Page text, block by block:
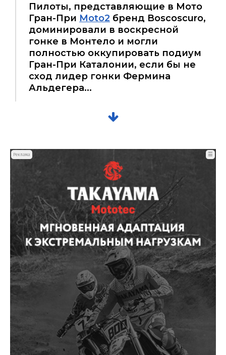
Пилоты, представляющие в Мото
Гран-При Moto2 бренд Boscoscuro,
доминировали в воскресной
гонке в Монтело и могли
полностью оккупировать подиум
Гран-При Каталонии, если бы не
сход лидер гонки Фермина
Альдегера...
Реклама ☰